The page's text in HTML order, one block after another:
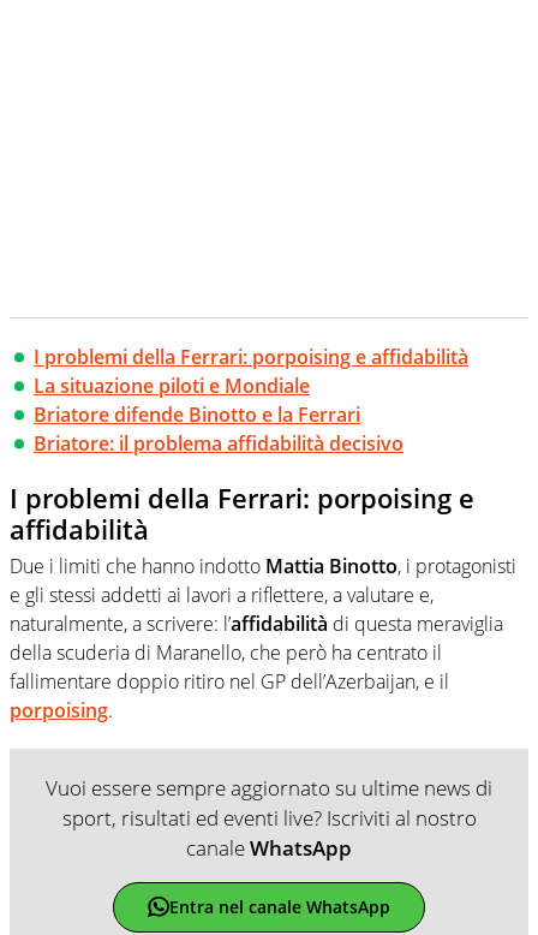
I problemi della Ferrari: porpoising e affidabilità
La situazione piloti e Mondiale
Briatore difende Binotto e la Ferrari
Briatore: il problema affidabilità decisivo
I problemi della Ferrari: porpoising e
affidabilità
Due i limiti che hanno indotto Mattia Binotto, i protagonisti
e gli stessi addetti ai lavori a riflettere, a valutare e,
naturalmente, a scrivere: l’affidabilità di questa meraviglia
della scuderia di Maranello, che però ha centrato il
fallimentare doppio ritiro nel GP dell’Azerbaijan, e il
porpoising.
Vuoi essere sempre aggiornato su ultime news di
sport, risultati ed eventi live? Iscriviti al nostro
canaleWhatsApp
Entra nel canale WhatsApp